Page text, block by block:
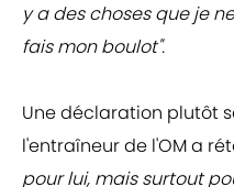
y a des choses que je
fais mon boulot".
Une déclaration plutôt
l'entraîneur de l'OM a
pour lui, mais surtout